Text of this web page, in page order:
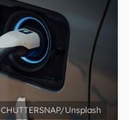
CHUTTERSNAP/Unsplash